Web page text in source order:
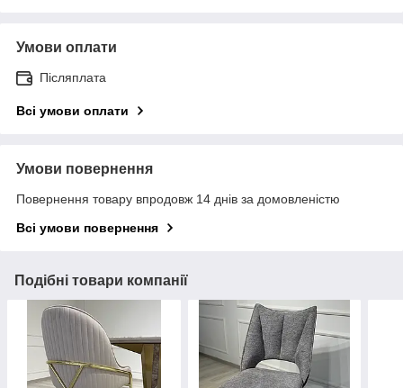
Умови оплати
Післяплата
Всі умови оплати
Умови повернення
Повернення товару впродовж 14 днів за домовленістю
Всі умови повернення
Подібні товари компанії